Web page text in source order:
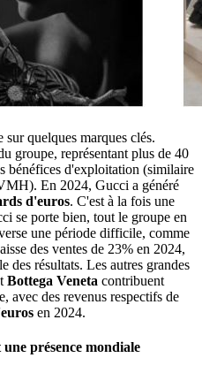
quelques marques clés.
groupe, représentant plus de 40
bénéfices d'exploitation (similaire
En 2024, Gucci a généré
d'euros. C'est à la fois une
se porte bien, tout le groupe en
une période difficile, comme
des ventes de 23% en 2024,
des résultats. Les autres grandes
Bottega Veneta contribuent
avec des revenus respectifs de
en 2024.
présence mondiale